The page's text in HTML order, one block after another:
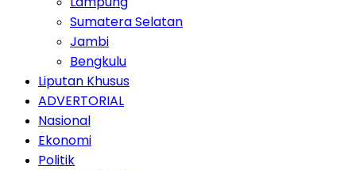
Sumatera Selatan
Jambi
Bengkulu
Liputan Khusus
ADVERTORIAL
Nasional
Ekonomi
Politik